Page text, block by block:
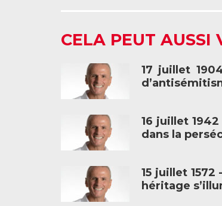
CELA PEUT AUSSI
17 juillet
16 juillet
dans la
15 juillet
héritage